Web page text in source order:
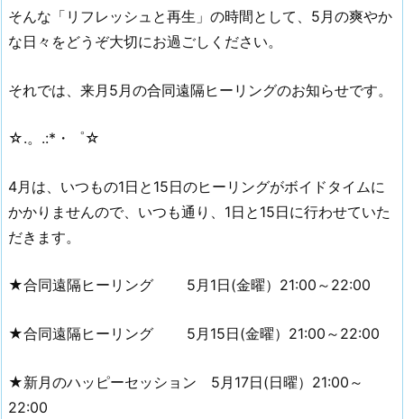
そんな「リフレッシュと再生」の時間として、5月の爽やか
な日々をどうぞ大切にお過ごしください。
それでは、来月5月の合同遠隔ヒーリングのお知らせです。
☆.。.:*・゜☆
4月は、いつもの1日と15日のヒーリングがボイドタイムに
かかりませんので、いつも通り、1日と15日に行わせていた
だきます。
★合同遠隔ヒーリング 5月1日(金曜）21:00～22:00
★合同遠隔ヒーリング 5月15日(金曜）21:00～22:00
★新月のハッピーセッション 5月17日(日曜）21:00～
22:00